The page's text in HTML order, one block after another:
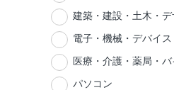
建築・建設・土木・デ
電子・機械・デバイ
医療・介護・薬局・バ
パソコン